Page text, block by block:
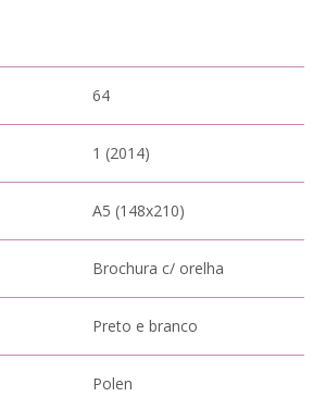
64
1 (2014)
A5 (148x210)
Brochura c/ orelha
Preto e branco
Polen